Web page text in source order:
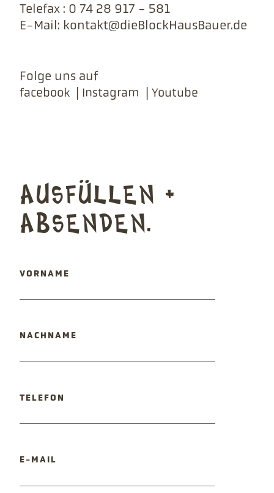
Telefax : 0 74 28 917 - 581
E-Mail: kontakt@dieBlockHausBauer.de
Folge uns auf
facebook Instagram Youtube
AUSFÜLLEN +
ABSENDEN.
PFLICHTFELD
VORNAME
PFLICHTFELD
NACHNAME
TELEFON
PFLICHTFELD
E-MAIL